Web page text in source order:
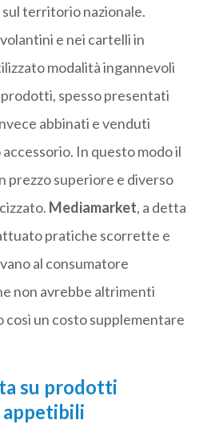
territorio nazionale.
e nei cartelli in
modalità ingannevoli
spesso presentati
abbinati e venduti
In questo modo il
prezzo superiore e diverso
Mediamarket, a detta
pratiche scorrette e
al consumatore
non avrebbe altrimenti
un costo supplementare
su prodotti